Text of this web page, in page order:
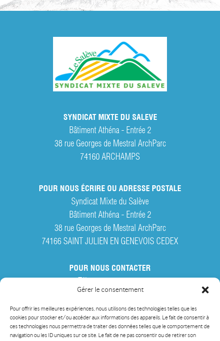
Gérer le consentement
Pour offrir les meilleures expériences, nous utilisons des technologies telles que les
cookies pour stocker et/ou accéder aux informations des appareils. Le fait de consentir à
ces technologies nous permettra de traiter des données telles que le comportement de
navigation ou les ID uniques sur ce site. Le fait de ne pas consentir ou de retirer son
SYNDICAT MIXTE DU SALEVE
Bâtiment Athéna - Entrée 2
38 rue Georges de Mestral ArchParc
74160 ARCHAMPS
POUR NOUS ÉCRIRE OU ADRESSE POSTALE
Syndicat Mixte du Salève
Bâtiment Athéna - Entrée 2
38 rue Georges de Mestral ArchParc
74166 SAINT JULIEN EN GENEVOIS CEDEX
POUR NOUS CONTACTER
Par courriel